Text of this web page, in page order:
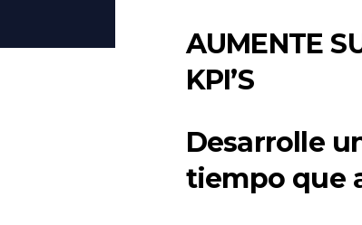
AUMENTE
KPI’S
Desarrolle
tiempo que